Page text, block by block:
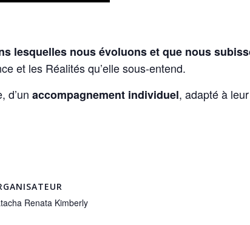
lesquelles nous évoluons et que nous
et les Réalités qu’elle sous-entend.
d’un accompagnement individuel, adapté à leur
Renata Kimberly